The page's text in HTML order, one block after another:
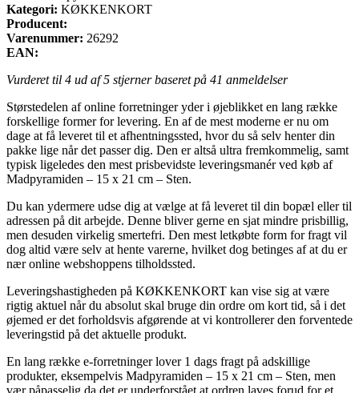
Kategori: KØKKENKORT
Producent:
Varenummer: 26292
EAN:
Vurderet til 4 ud af 5 stjerner baseret på 41 anmeldelser
Størstedelen af online forretninger yder i øjeblikket en lang række
forskellige former for levering. En af de mest moderne er nu om
dage at få leveret til et afhentningssted, hvor du så selv henter din
pakke lige når det passer dig. Den er altså ultra fremkommelig, samt
typisk ligeledes den mest prisbevidste leveringsmanér ved køb af
Madpyramiden – 15 x 21 cm – Sten.
Du kan ydermere udse dig at vælge at få leveret til din bopæl eller til
adressen på dit arbejde. Denne bliver gerne en sjat mindre prisbillig,
men desuden virkelig smertefri. Den mest letkøbte form for fragt vil
dog altid være selv at hente varerne, hvilket dog betinges af at du er
nær online webshoppens tilholdssted.
Leveringshastigheden på KØKKENKORT kan vise sig at være
rigtig aktuel når du absolut skal bruge din ordre om kort tid, så i det
øjemed er det forholdsvis afgørende at vi kontrollerer den forventede
leveringstid på det aktuelle produkt.
En lang række e-forretninger lover 1 dags fragt på adskillige
produkter, eksempelvis Madpyramiden – 15 x 21 cm – Sten, men
vær påpasselig da det er underforstået at ordren laves forud for et